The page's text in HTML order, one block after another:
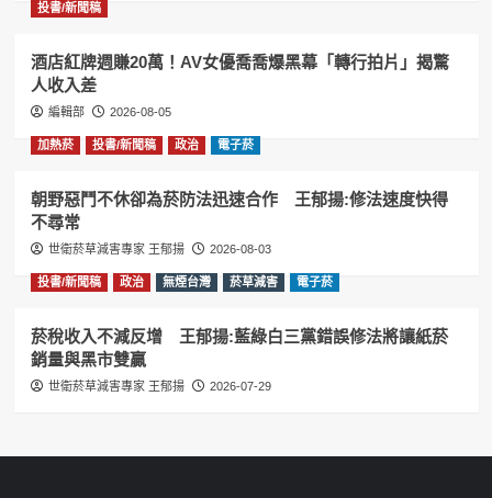
投書/新聞稿
酒店紅牌週賺20萬！AV女優喬喬爆黑幕「轉行拍片」揭驚
人收入差
編輯部 2026-08-05
加熱菸 投書/新聞稿 政治 電子菸
朝野惡鬥不休卻為菸防法迅速合作 王郁揚:修法速度快得
不尋常
世衛菸草減害專家 王郁揚 2026-08-03
投書/新聞稿 政治 無煙台灣 菸草減害 電子菸
菸稅收入不減反增 王郁揚:藍綠白三黨錯誤修法將讓紙菸
銷量與黑市雙贏
世衛菸草減害專家 王郁揚 2026-07-29